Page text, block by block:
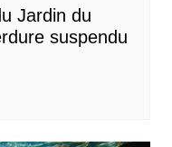
Jardin du
suspendu